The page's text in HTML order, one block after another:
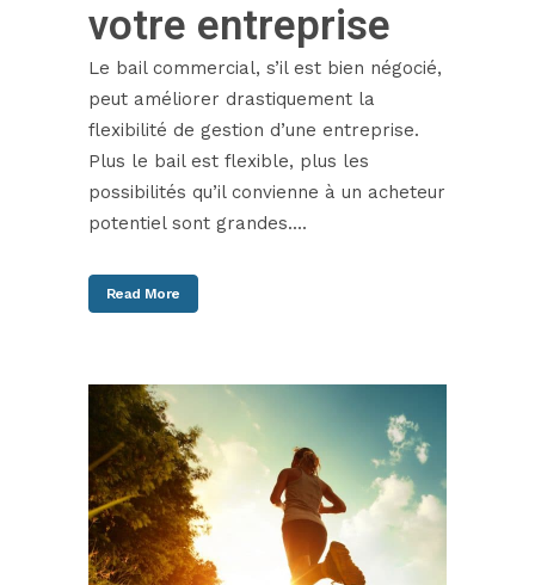
votre entreprise
Le bail commercial, s’il est bien négocié,
peut améliorer drastiquement la
flexibilité de gestion d’une entreprise.
Plus le bail est flexible, plus les
possibilités qu’il convienne à un acheteur
potentiel sont grandes....
Read More